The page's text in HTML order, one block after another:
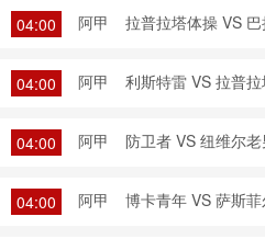
04:00 阿甲 拉普拉塔体操 VS
04:00 阿甲 利斯特雷 VS 拉普
04:00 阿甲 防卫者 VS 纽维尔
04:00 阿甲 博卡青年 VS 萨斯